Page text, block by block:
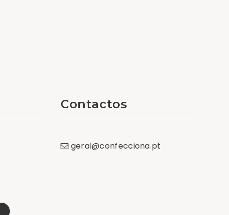
Contactos
geral@confecciona.pt